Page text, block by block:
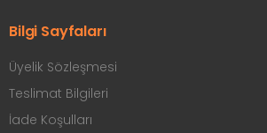
Bilgi Sayfaları
Üyelik Sözleşmesi
Teslimat Bilgileri
İade Koşulları